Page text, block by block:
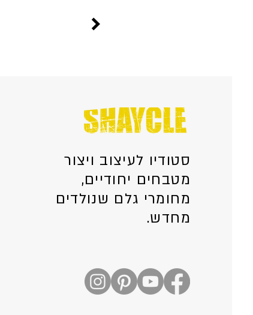
סטודיו לעיצוב ויצור
מטבחים יחודיים,
מחומרי גלם שנולדים
מחדש.